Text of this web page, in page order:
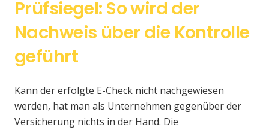
Prüfsiegel: So wird der
Nachweis über die Kontrolle
geführt
Kann der erfolgte E-Check nicht nachgewiesen
werden, hat man als Unternehmen gegenüber der
Versicherung nichts in der Hand. Die